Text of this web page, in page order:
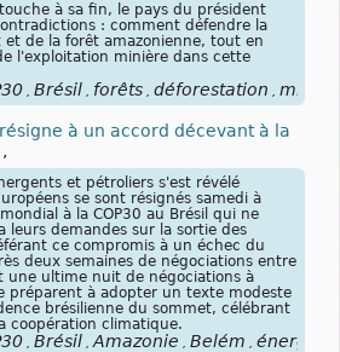
à sa fin, le pays du président
: comment défendre la
de la forêt amazonienne, tout en
l'exploitation minière dans cette
Brésil forêts déforestation mines
à un accord décevant à la
,
et pétroliers s'est révélé
se sont résignés samedi à
à la COP30 au Brésil qui ne
leurs demandes sur la sortie des
ce compromis à un échec du
deux semaines de négociations entre
une ultime nuit de négociations à
préparent à adopter un texte modeste
brésilienne du sommet, célébrant
coopération climatique.
Brésil Amazonie Belém énergies